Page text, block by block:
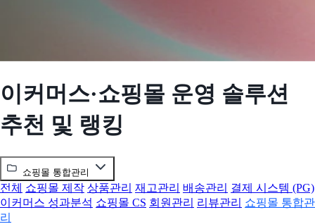
이커머스·쇼핑몰 운영 솔루션
추천 및 랭킹
쇼핑몰 통합관리
전체 쇼핑몰 제작 상품관리 재고관리 배송관리 결제 시스템 (PG)
이커머스 성과분석 쇼핑몰 CS 회원관리 리뷰관리 쇼핑몰 통합관
리